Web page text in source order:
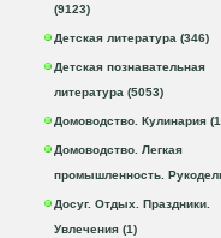
(9123)
Детская литература (346)
Детская познавательная
литература (5053)
Домоводство. Кулинария
Домоводство. Легкая
промышленность.
Досуг. Отдых. Праздники.
Увлечения (1)